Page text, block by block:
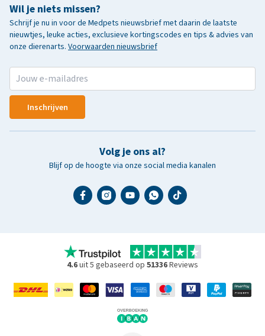
Wil je niets missen?
Schrijf je nu in voor de Medpets nieuwsbrief met daarin de laatste
nieuwtjes, leuke acties, exclusieve kortingscodes en tips & advies van
onze dierenarts. Voorwaarden nieuwsbrief
Inschrijven
Volg je ons al?
Blijf op de hoogte via onze social media kanalen
4.6uit 5 gebaseerd op 51336Reviews